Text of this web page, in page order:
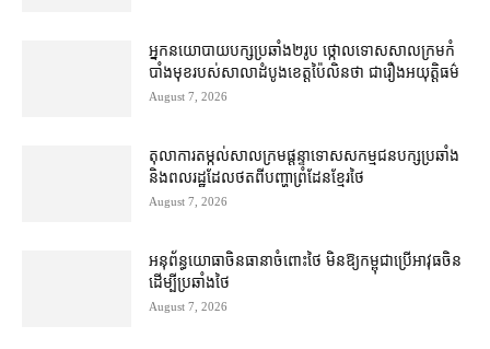
អ្នកនយោបាយ​បក្ស​ប្រឆាំង​២​រូប ថ្កោលទោស​សាលក្រម​កំ
បាំងមុខ​របស់​សាលាដំបូង​ខេត្ត​ប៉ៃលិន​ថា ជា​រឿង​អយុត្តិធម៌
August 7, 2026
តុលាការ​តម្កល់​សាលក្រម​ផ្ដន្ទាទោស​សកម្មជន​បក្ស​ប្រឆាំង​
និង​ពលរដ្ឋ​ដែល​ថត​ពី​បញ្ហា​ព្រំដែន​ខ្មែរ​ថៃ
August 7, 2026
អនុព័ន្ធយោធា​ចិន​ធានា​ចំពោះ​ថៃ មិន​ឱ្យ​កម្ពុជា​ប្រើ​អាវុធ​ចិន​
ដើម្បី​ប្រឆាំង​ថៃ ​
August 7, 2026